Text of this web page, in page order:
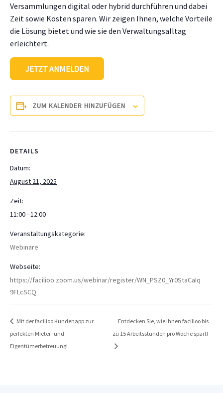
Versammlungen digital oder hybrid durchführen und dabei
Zeit sowie Kosten sparen. Wir zeigen Ihnen, welche Vorteile
die Lösung bietet und wie sie den Verwaltungsalltag
erleichtert.
JETZT ANMELDEN
ZUM KALENDER HINZUFÜGEN
DETAILS
Datum:
August 21, 2025
Zeit:
11:00 - 12:00
Veranstaltungskategorie:
Webinare
Webseite:
https://facilioo.zoom.us/webinar/register/WN_PSZ0_Yr0StaCaIq
9FLcSCQ
Mit der facilioo Kundenapp zur
perfekten Mieter- und
Eigentümerbetreuung!
Entdecken Sie, wie Ihnen facilioo bis
zu 15 Arbeitsstunden pro Woche spart!